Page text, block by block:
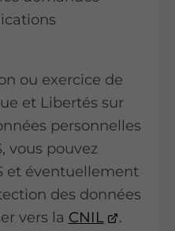
ou exercice de
et Libertés sur
personnelles
vous pouvez
et éventuellement
des données
vers la CNIL .